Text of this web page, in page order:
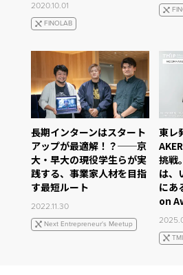
2020.10.01
FINOLAB
長期インターンはスタート
アップが最適解！？──京
大・早大の現役学生らが実
践する、事業家人材を目指
す最短ルート
2022.11.30
Next Entrepreneur's Meetup
東レ
挑戦
は、
に
on